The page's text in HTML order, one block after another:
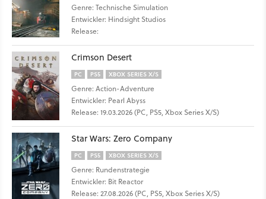
Genre: Technische Simulation
Entwickler: Hindsight Studios
Release:
Crimson Desert
PC PS5 XBOX SERIES X/S
Genre: Action-Adventure
Entwickler: Pearl Abyss
Release: 19.03.2026 (PC, PS5, Xbox Series X/S)
Star Wars: Zero Company
PC PS5 XBOX SERIES X/S
Genre: Rundenstrategie
Entwickler: Bit Reactor
Release: 27.08.2026 (PC, PS5, Xbox Series X/S)